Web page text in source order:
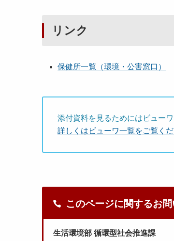
リンク
保健所一覧（環境・公害窓口）
添付資料を見るためにはビュー
詳しくはビューワ一覧をご覧くだ
このページに関するお
生活環境部 循環型社会推進課